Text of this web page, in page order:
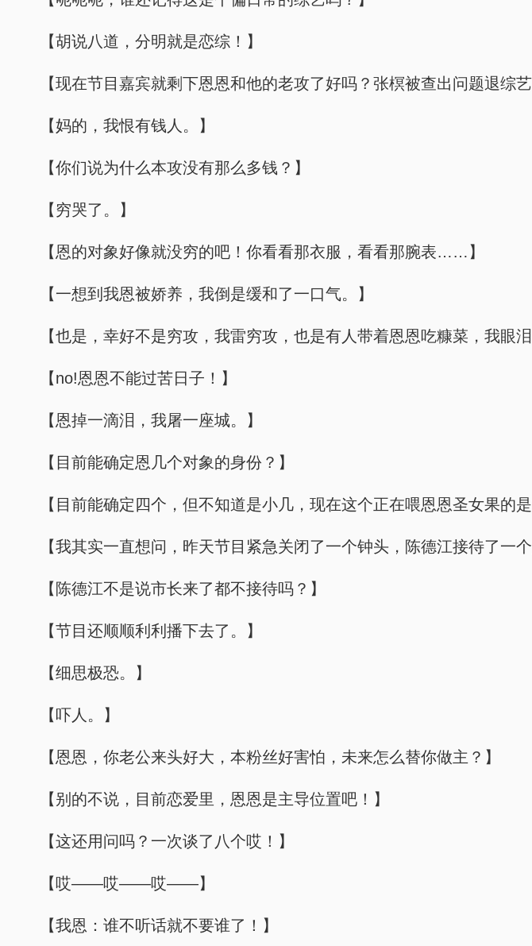
【胡说八道，分明就是恋综！】
【现在节目嘉宾就剩下恩恩和他的老攻了好吗？张榠被查出问题退综
【妈的，我恨有钱人。】
【你们说为什么本攻没有那么多钱？】
【穷哭了。】
【恩的对象好像就没穷的吧！你看看那衣服，看看那腕表……】
【一想到我恩被娇养，我倒是缓和了一口气。】
【也是，幸好不是穷攻，我雷穷攻，也是有人带着恩恩吃糠菜，我眼
【no!恩恩不能过苦日子！】
【恩掉一滴泪，我屠一座城。】
【目前能确定恩几个对象的身份？】
【目前能确定四个，但不知道是小几，现在这个正在喂恩恩圣女果
【我其实一直想问，昨天节目紧急关闭了一个钟头，陈德江接待了一
【陈德江不是说市长来了都不接待吗？】
【节目还顺顺利利播下去了。】
【细思极恐。】
【吓人。】
【恩恩，你老公来头好大，本粉丝好害怕，未来怎么替你做主？】
【别的不说，目前恋爱里，恩恩是主导位置吧！】
【这还用问吗？一次谈了八个哎！】
【哎——哎——哎——】
【我恩：谁不听话就不要谁了！】